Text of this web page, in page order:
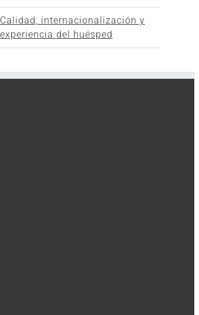
Calidad, internacionalización y
experiencia del huésped